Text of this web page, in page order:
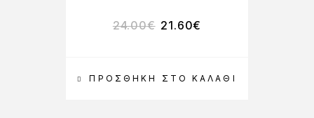
ΠΡΟΣΘΉΚΗ ΣΤΟ ΚΑΛΆΘΙ
24.00€ 21.60€